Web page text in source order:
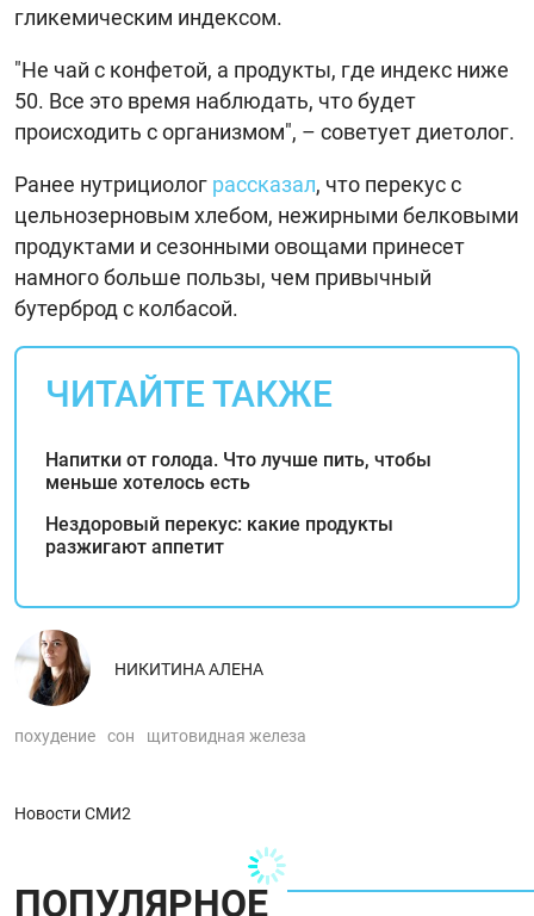
гликемическим индексом.
"Не чай с конфетой, а продукты, где индекс ниже
50. Все это время наблюдать, что будет
происходить с организмом", – советует диетолог.
Ранее нутрициолог рассказал, что перекус с
цельнозерновым хлебом, нежирными белковыми
продуктами и сезонными овощами принесет
намного больше пользы, чем привычный
бутерброд с колбасой.
ЧИТАЙТЕ ТАКЖЕ
Напитки от голода. Что лучше пить, чтобы
меньше хотелось есть
Нездоровый перекус: какие продукты
разжигают аппетит
НИКИТИНА АЛЕНА
похудение сон щитовидная железа
Новости СМИ2
ПОПУЛЯРНОЕ